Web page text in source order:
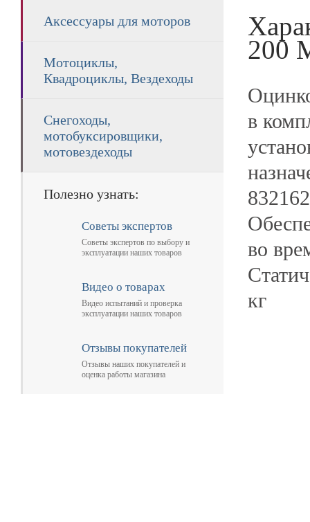
Аксессуары для моторов
Мотоциклы,
Квадроциклы, Вездеходы
Снегоходы,
мотобуксировщики,
мотовездеходы
Полезно узнать:
Советы экспертов
Советы экспертов по выбору и
эксплуатации наших товаров
Видео о товарах
Видео испытаний и проверка
эксплуатации наших товаров
Отзывы покупателей
Отзывы наших покупателей и
оценка работы магазина
200
в
во
кг